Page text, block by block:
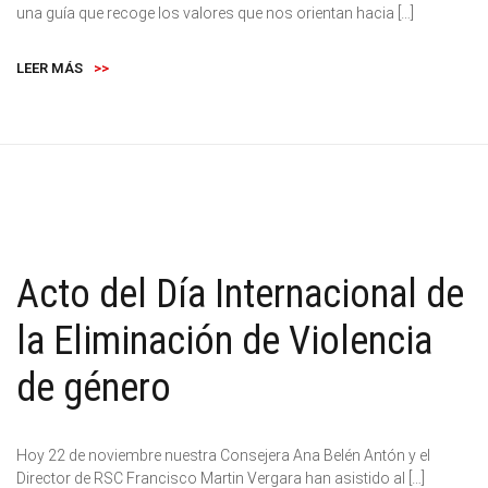
una guía que recoge los valores que nos orientan hacia […]
LEER MÁS >>
Acto del Día Internacional de
la Eliminación de Violencia
de género
Hoy 22 de noviembre nuestra Consejera Ana Belén Antón y el
Director de RSC Francisco Martin Vergara han asistido al […]